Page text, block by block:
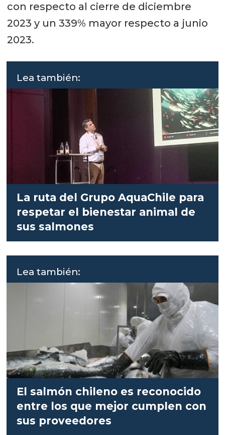
con respecto al cierre de diciembre
2023 y un 339% mayor respecto a junio
2023.
Lea también:
La ruta del Grupo AquaChile para
respetar el bienestar animal de
sus salmones
Lea también:
El salmón chileno es reconocido
entre los que mejor cumplen con
sus proveedores